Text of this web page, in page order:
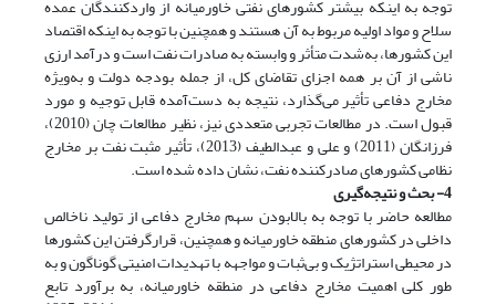
توجه به اینکه بیشتر کشورهای نفتی خاورمیانه از واردکنندگان عمده
سلاح و مواد اولیه مربوط به آن هستند و همچنین با توجه به اینکه اقتصاد
این کشورها، به‌شدت متأثر و وابسته به صادرات نفت است و درآمد ارزی
ناشی از آن بر همه اجزای تقاضای کل، از جمله بودجه دولت و به‌ویژه
مخارج دفاعی تأثیر می‌گذارد، نتیجه به دست‌آمده قابل توجیه و مورد
قبول است. در مطالعات تجربی متعددی نیز، نظیر مطالعات چان (2010)،
فرزانگان (2011) و علی و عبدالطیف (2013)، تأثیر مثبت نفت بر مخارج
نظامی کشورهای صادرکننده نفت، نشان داده شده است.
4- بحث و نتیجه‌گیری
مطالعه حاضر با توجه به بالا‌بودن سهم مخارج دفاعی از تولید ناخالص
داخلی در کشورهای منطقه خاورمیانه و همچنین، قرارگرفتن این کشورها
در محیطی استراتژیک و بی‌ثبات و مواجهه با تهدیدات امنیتی گوناگون و به
طور کلی اهمیت مخارج دفاعی در منطقه خاورمیانه، به برآورد تابع